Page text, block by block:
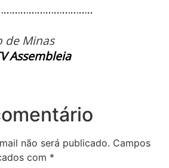
de Minas
Assembleia
não será publicado. Campos
com *